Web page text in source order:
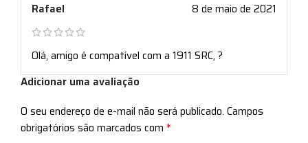
Rafael 8 de maio de 2021
Olá, amigo é compatível com a 1911 SRC, ?
Adicionar uma avaliação
O seu endereço de e-mail não será publicado. Campos
obrigatórios são marcados com *